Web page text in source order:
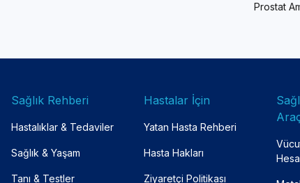
Prostat
Sağlık Rehberi
Hastalıklar & Tedaviler
Sağlık & Yaşam
Tanı & Testler
Hastalar İçin
Yatan Hasta Rehberi
Hasta Hakları
Ziyaretçi Politikası